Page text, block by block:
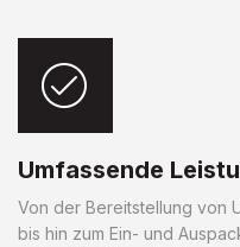
Umfassende
Von der Bereitstellung von
bis hin zum Ein- und